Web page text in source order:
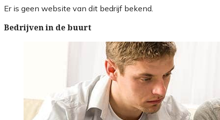
Er is geen website van dit bedrijf bekend.
Bedrijven in de buurt